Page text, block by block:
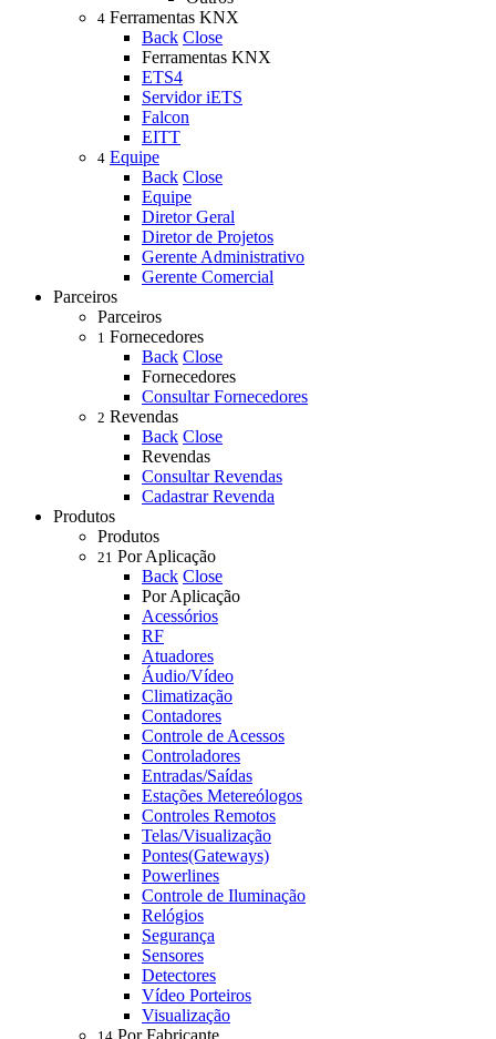
4 Ferramentas KNX
Back Close
Ferramentas KNX
ETS4
Servidor iETS
Falcon
EITT
4 Equipe
Back Close
Equipe
Diretor Geral
Diretor de Projetos
Gerente Administrativo
Gerente Comercial
Parceiros
Parceiros
1 Fornecedores
Back Close
Fornecedores
Consultar Fornecedores
2 Revendas
Back Close
Revendas
Consultar Revendas
Cadastrar Revenda
Produtos
Produtos
21 Por Aplicação
Back Close
Por Aplicação
Acessórios
RF
Atuadores
Áudio/Vídeo
Climatização
Contadores
Controle de Acessos
Controladores
Entradas/Saídas
Estações Metereólogos
Controles Remotos
Telas/Visualização
Pontes(Gateways)
Powerlines
Controle de Iluminação
Relógios
Segurança
Sensores
Detectores
Vídeo Porteiros
Visualização
Por Fabricante